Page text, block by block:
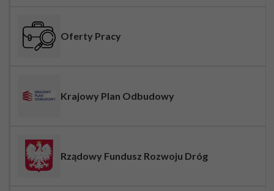
Oferty Pracy
Krajowy Plan Odbudowy
Rządowy Fundusz Rozwoju Dróg